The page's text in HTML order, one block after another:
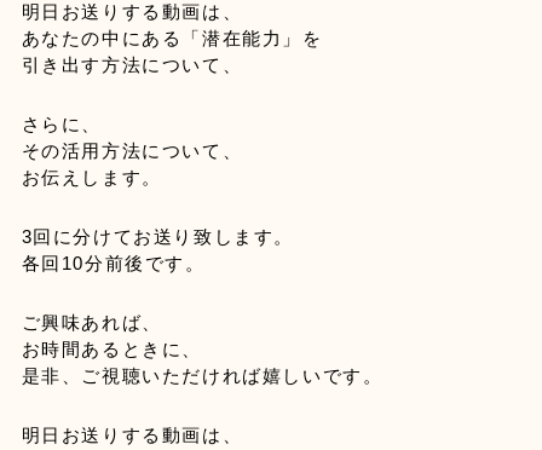
明日お送りする動画は、
あなたの中にある「潜在能力」を
引き出す方法について、
さらに、
その活用方法について、
お伝えします。
3回に分けてお送り致します。
各回10分前後です。
ご興味あれば、
お時間あるときに、
是非、ご視聴いただければ嬉しいです。
明日お送りする動画は、